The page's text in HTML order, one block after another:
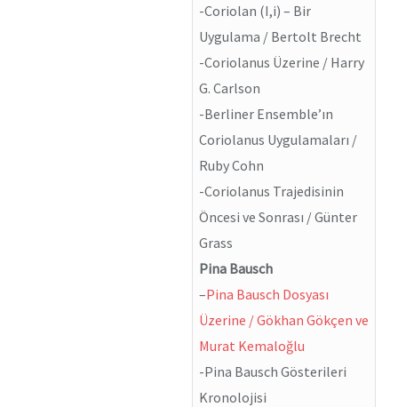
-Coriolan (I,i) – Bir
Uygulama / Bertolt Brecht
-Coriolanus Üzerine / Harry
G. Carlson
-Berliner Ensemble’ın
Coriolanus Uygulamaları /
Ruby Cohn
-Coriolanus Trajedisinin
Öncesi ve Sonrası / Günter
Grass
Pina Bausch
–Pina Bausch Dosyası
Üzerine / Gökhan Gökçen ve
Murat Kemaloğlu
-Pina Bausch Gösterileri
Kronolojisi